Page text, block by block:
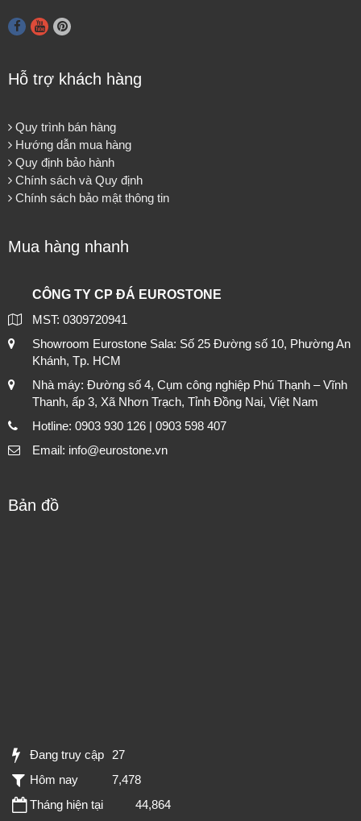
Hỗ trợ khách hàng
Quy trình bán hàng
Hướng dẫn mua hàng
Quy định bảo hành
Chính sách và Quy định
Chính sách bảo mật thông tin
Mua hàng nhanh
CÔNG TY CP ĐÁ EUROSTONE
MST: 0309720941
Showroom Eurostone Sala: Số 25 Đường số 10, Phường An
Khánh, Tp. HCM
Nhà máy: Đường số 4, Cụm công nghiệp Phú Thạnh – Vĩnh
Thanh, ấp 3, Xã Nhơn Trạch, Tỉnh Đồng Nai, Việt Nam
Hotline: 0903 930 126 | 0903 598 407
Email: info@eurostone.vn
Bản đồ
Đang truy cập
27
Hôm nay
7,478
Tháng hiện tại
44,864